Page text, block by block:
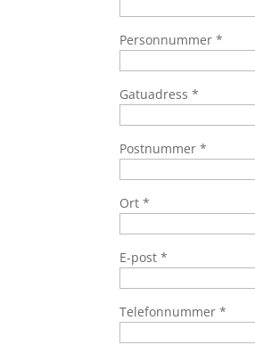
Personnummer *
Gatuadress *
Postnummer *
Ort *
E-post *
Telefonnummer *